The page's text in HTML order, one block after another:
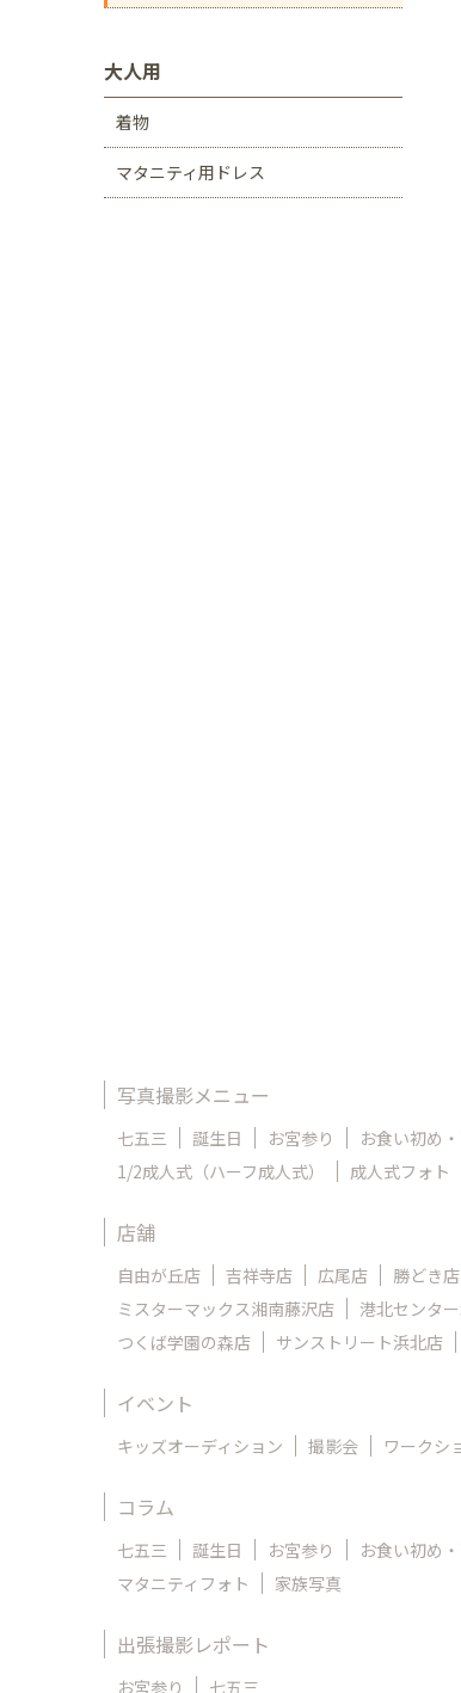
大人用
着物
マタニティ用ドレス
写真撮影メニュー
七五三 誕生日 お宮参り お食い初め
1/2成人式（ハーフ成人式）
成人式フォト
店舗
自由が丘店 吉祥寺店 広尾店 勝どき店
ミスターマックス湘南藤沢店
港北センタ
つくば学園の森店
サンストリート浜北店
イベント
キッズオーディション 撮影会 ワークシ
コラム
七五三 誕生日 お宮参り お食い初め
マタニティフォト
家族写真
出張撮影レポート
お宮参り 七五三